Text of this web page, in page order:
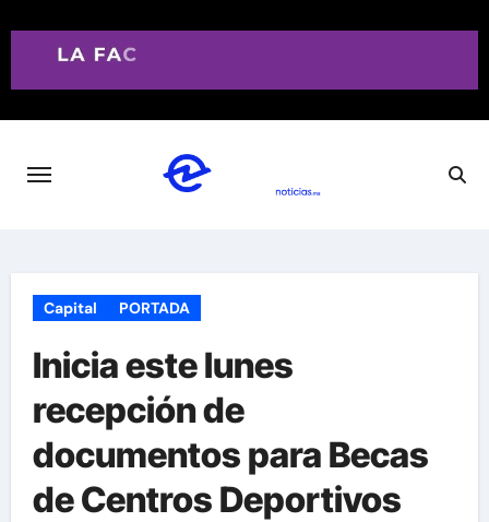
Capital PORTADA
Inicia este lunes
recepción de
documentos para Becas
de Centros Deportivos